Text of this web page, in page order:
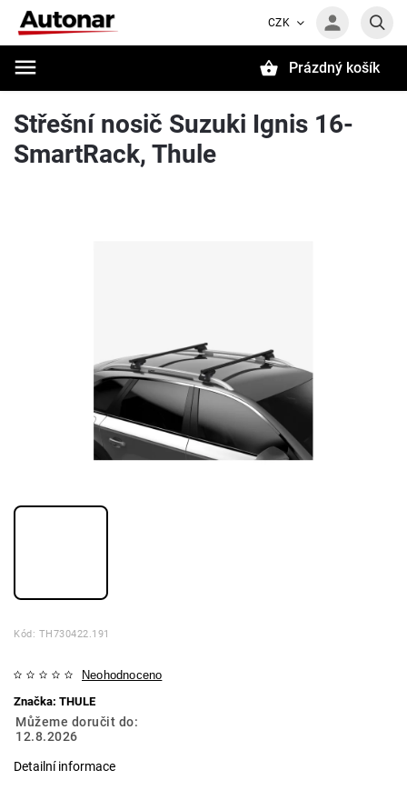
CZK
Prázdný košík
Střešní nosič Suzuki Ignis 16-
SmartRack, Thule
Kód: TH730422.191
Neohodnoceno
Značka: THULE
Můžeme doručit do:
12.8.2026
Detailní informace